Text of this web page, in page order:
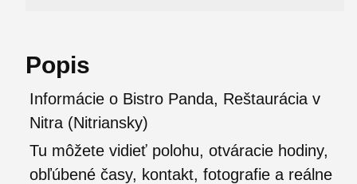
Popis
Informácie o Bistro Panda, Reštaurácia v
Nitra (Nitriansky)
Tu môžete vidieť polohu, otváracie hodiny,
obľúbené časy, kontakt, fotografie a reálne